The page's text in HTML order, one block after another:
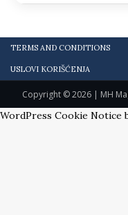
TERMS AND CONDITIONS
USLOVI KORIŠĆENJA
Copyright © 2026 | MH
WordPress Cookie Notice